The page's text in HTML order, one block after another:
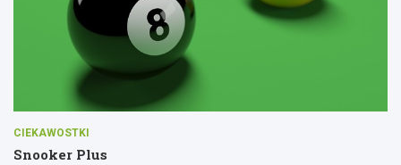
CIEKAWOSTKI
Snooker Plus